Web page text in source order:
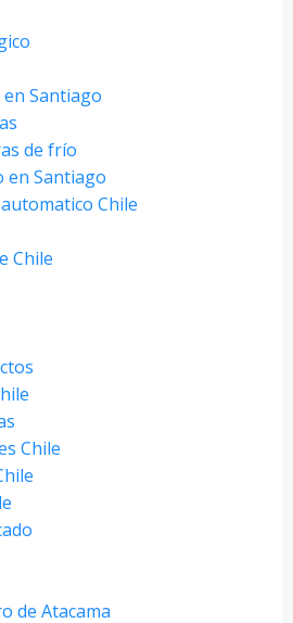
Santiago
de frío
en Santiago
Chile
Chile
Chile
de Atacama